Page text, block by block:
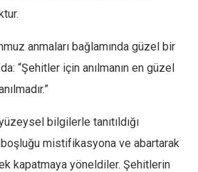
anmaları bağlamında güzel bir
“Şehitler için anılmanın en güzel
bilgilerle tanıtıldığı
mistifikasyona ve abartarak
kapatmaya yöneldiler. Şehitlerin